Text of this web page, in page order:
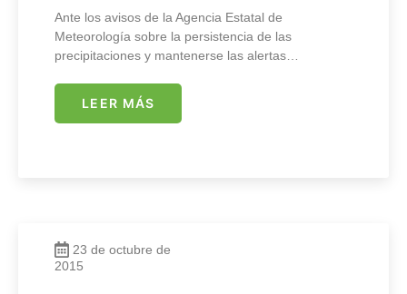
Ante los avisos de la Agencia Estatal de
Meteorología sobre la persistencia de las
precipitaciones y mantenerse las alertas…
LEER MÁS
23 de octubre de
2015